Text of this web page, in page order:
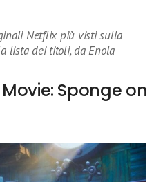
Netflix più visti sulla
lista dei titoli, da Enola
Sponge on